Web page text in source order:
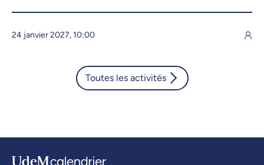
24 janvier 2027, 10:00
Toutes les activités